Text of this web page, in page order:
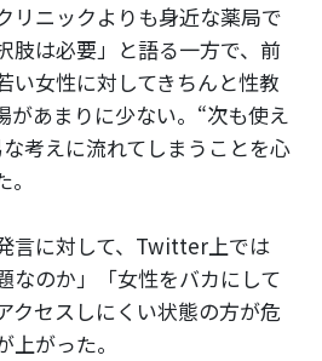
リニックよりも身近な薬局で
肢は必要」と語る一方で、前
い女性に対してきちんと性教
があまりに少ない。“次も使え
考えに流れてしまうことを心
言に対して、Twitter上では
なのか」「女性をバカにして
クセスしにくい状態の方が危
がった。